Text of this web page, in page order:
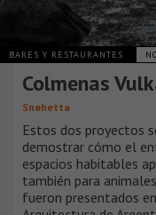
BARES Y RESTAURANTES
Colmenas
Snøhetta
Estos dos proyectos
demostrar cómo el
espacios habitables
también para
fueron presentados